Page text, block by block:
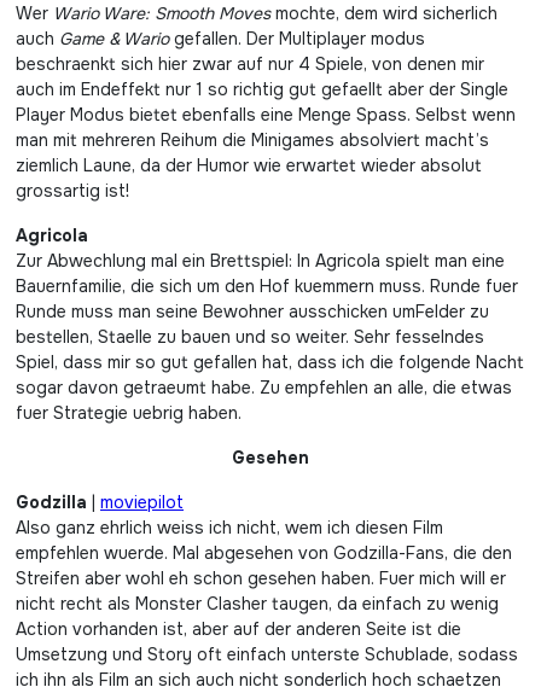
Wer Wario Ware: Smooth Movesmochte, dem wird sicherlich
auch Game & Wariogefallen. Der Multiplayer modus
beschraenkt sich hier zwar auf nur 4 Spiele, von denen mir
auch im Endeffekt nur 1 so richtig gut gefaellt aber der Single
Player Modus bietet ebenfalls eine Menge Spass. Selbst wenn
man mit mehreren Reihum die Minigames absolviert macht’s
ziemlich Laune, da der Humor wie erwartet wieder absolut
grossartig ist!
Agricola
Zur Abwechlung mal ein Brettspiel: In Agricola spielt man eine
Bauernfamilie, die sich um den Hof kuemmern muss. Runde fuer
Runde muss man seine Bewohner ausschicken umFelder zu
bestellen, Staelle zu bauen und so weiter. Sehr fesselndes
Spiel, dass mir so gut gefallen hat, dass ich die folgende Nacht
sogar davon getraeumt habe. Zu empfehlen an alle, die etwas
fuer Strategie uebrig haben.
Gesehen
Godzilla | moviepilot
Also ganz ehrlich weiss ich nicht, wem ich diesen Film
empfehlen wuerde. Mal abgesehen von Godzilla-Fans, die den
Streifen aber wohl eh schon gesehen haben. Fuer mich will er
nicht recht als Monster Clasher taugen, da einfach zu wenig
Action vorhanden ist, aber auf der anderen Seite ist die
Umsetzung und Story oft einfach unterste Schublade, sodass
ich ihn als Film an sich auch nicht sonderlich hoch schaetzen